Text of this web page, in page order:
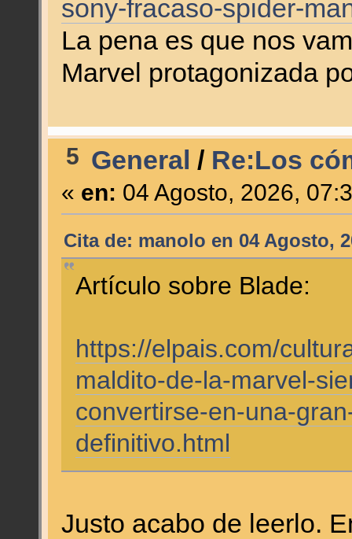
sony-fracaso-spider-
La pena es que nos
Marvel protagonizada
5 General / Re:Los
« en: 04 Agosto, 2026,
Cita de: manolo en 04 Agosto,
Artículo sobre Blade:
https://elpais.com/
maldito-de-la-marvel-
convertirse-en-una-
definitivo.html
Justo acabo de leerlo.